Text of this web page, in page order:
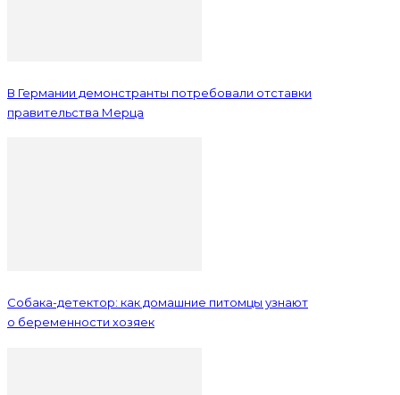
В Германии демонстранты потребовали отставки
правительства Мерца
Собака-детектор: как домашние питомцы узнают
о беременности хозяек